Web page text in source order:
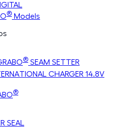
® Models
® SEAM SETTER
CHARGER 14.8V
®
SEAL